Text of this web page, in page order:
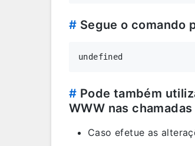
# Segue o comando
# Pode também
WWW nas chamadas
Caso efetue as